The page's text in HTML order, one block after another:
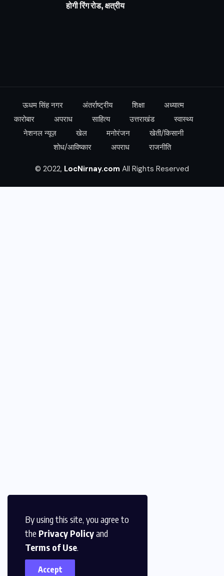
By using this site, you agree to
the Privacy Policyand
Terms of Use.
Accept
होगी रिंग रोड, क्षत्रीय
ऊधम सिंह नगर अंतर्राष्ट्रीय शिक्षा
अध्यात्म
कारोबार
अपराध साहित्य उत्तराखंड
स्वास्थ्य
नेशनल न्यूज़
खेल मनोरंजन
खेती/किसानी
शोध/आविष्कार
अपराध राजनीति
© 2022, LocNirnay.com All Rights Reserved